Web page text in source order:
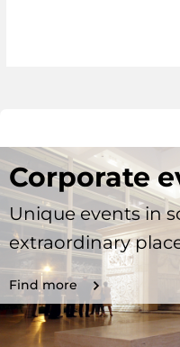
Corporate
Unique events in
extraordinary
Find more